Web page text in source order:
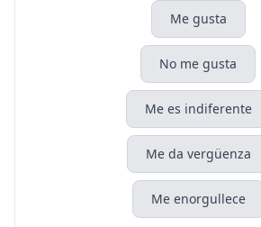
Me gusta
No me gusta
Me es indiferente
Me da vergüenza
Me enorgullece